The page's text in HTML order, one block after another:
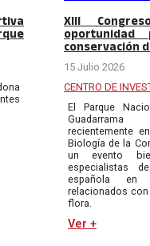
XIII
conservación
15 Julio 2026
CENTRO DE
El Parque
recientemente
Biología de la
un evento
especialistas
española en
relacionados
flora.
Ver +